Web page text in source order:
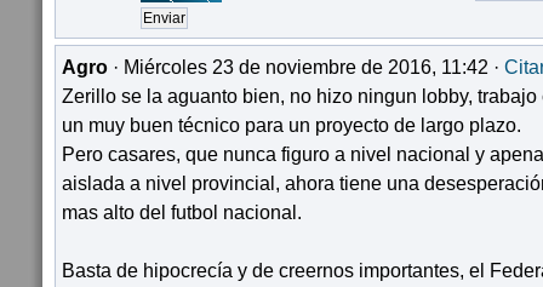
Agro · Miércoles 23 de noviembre de 2016, 11:42 ·
Zerillo se la aguanto bien, no hizo ningun lobby,
un muy buen técnico para un proyecto de largo plazo.
Pero casares, que nunca figuro a nivel nacional y
aislada a nivel provincial, ahora tiene una
mas alto del futbol nacional.
Basta de hipocrecía y de creernos importantes, el